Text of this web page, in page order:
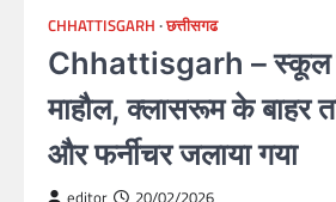
CHHATTISGARH छत्तीसगढ
Chhattisgarh – स्कूल
माहौल, क्लासरूम के बाहर
और फर्नीचर जलाया गया